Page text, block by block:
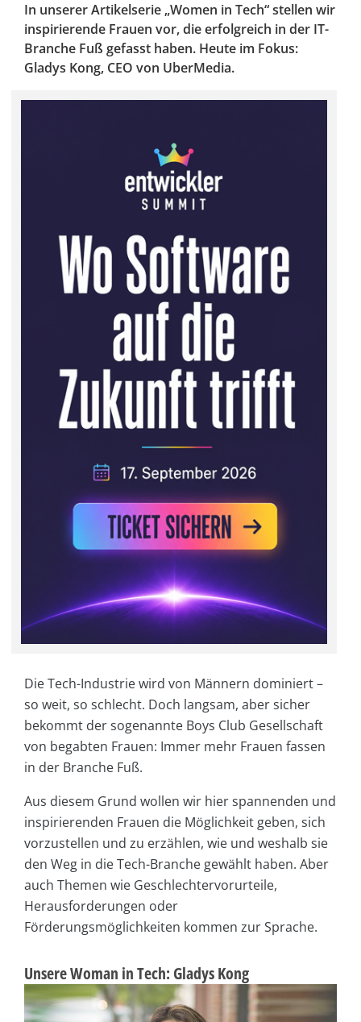
In unserer Artikelserie „Women in Tech“ stellen wir
inspirierende Frauen vor, die erfolgreich in der IT-
Branche Fuß gefasst haben. Heute im Fokus:
Gladys Kong, CEO von UberMedia.
Die Tech-Industrie wird von Männern dominiert –
so weit, so schlecht. Doch langsam, aber sicher
bekommt der sogenannte Boys Club Gesellschaft
von begabten Frauen: Immer mehr Frauen fassen
in der Branche Fuß.
Aus diesem Grund wollen wir hier spannenden und
inspirierenden Frauen die Möglichkeit geben, sich
vorzustellen und zu erzählen, wie und weshalb sie
den Weg in die Tech-Branche gewählt haben. Aber
auch Themen wie Geschlechtervorurteile,
Herausforderungen oder
Förderungsmöglichkeiten kommen zur Sprache.
Unsere Woman in Tech: Gladys Kong